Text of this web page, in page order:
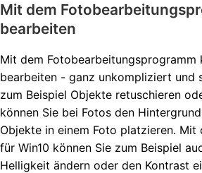
Mit dem
bearbeiten
Mit dem Fotobearbeitungsprogramm
bearbeiten - ganz unkompliziert und
zum Beispiel Objekte retuschieren
können Sie bei Fotos den
Objekte in einem Foto platzieren. Mit
für Win10 können Sie zum Beispiel
Helligkeit ändern oder den Kontrast